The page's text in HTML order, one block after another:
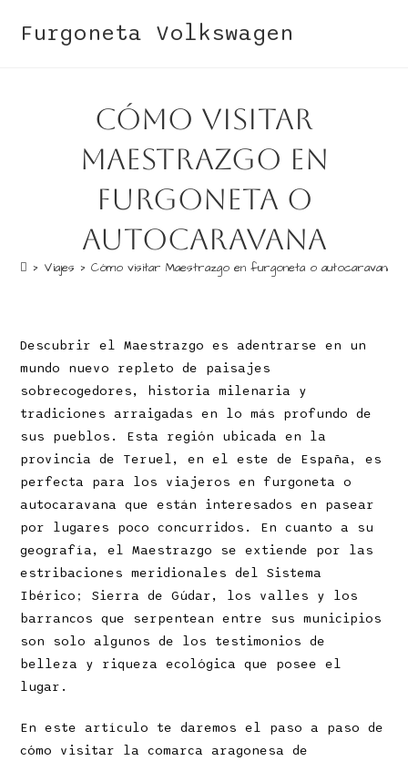
Furgoneta Volkswagen
Cómo visitar
Maestrazgo en
furgoneta o
autocaravana
> Viajes > Cómo visitar Maestrazgo en furgoneta o autocaravana
Descubrir el Maestrazgo es adentrarse en un
mundo nuevo repleto de paisajes
sobrecogedores, historia milenaria y
tradiciones arraigadas en lo más profundo de
sus pueblos. Esta región ubicada en la
provincia de Teruel, en el este de España, es
perfecta para los viajeros en furgoneta o
autocaravana que están interesados en pasear
por lugares poco concurridos. En cuanto a su
geografía, el Maestrazgo se extiende por las
estribaciones meridionales del Sistema
Ibérico; Sierra de Gúdar, los valles y los
barrancos que serpentean entre sus municipios
son solo algunos de los testimonios de
belleza y riqueza ecológica que posee el
lugar.
En este artículo te daremos el paso a paso de
cómo visitar la comarca aragonesa de